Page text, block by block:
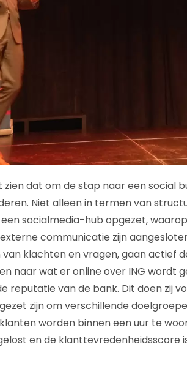
zien dat om de stap naar een social
Niet alleen in termen van
een socialmedia-hub opgezet,
communicatie zijn
klachten en vragen, gaan actief
naar wat er online over ING wordt
reputatie van de bank. Dit doen zij
zijn om verschillende
worden binnen een uur te
en de klanttevredenheidsscore